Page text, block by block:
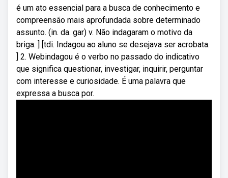
é um ato essencial para a busca de conhecimento e
compreensão mais aprofundada sobre determinado
assunto. (in. da. gar) v. Não indagaram o motivo da
briga. ] [tdi. Indagou ao aluno se desejava ser acrobata.
] 2. Webindagou é o verbo no passado do indicativo
que significa questionar, investigar, inquirir, perguntar
com interesse e curiosidade. É uma palavra que
expressa a busca por.